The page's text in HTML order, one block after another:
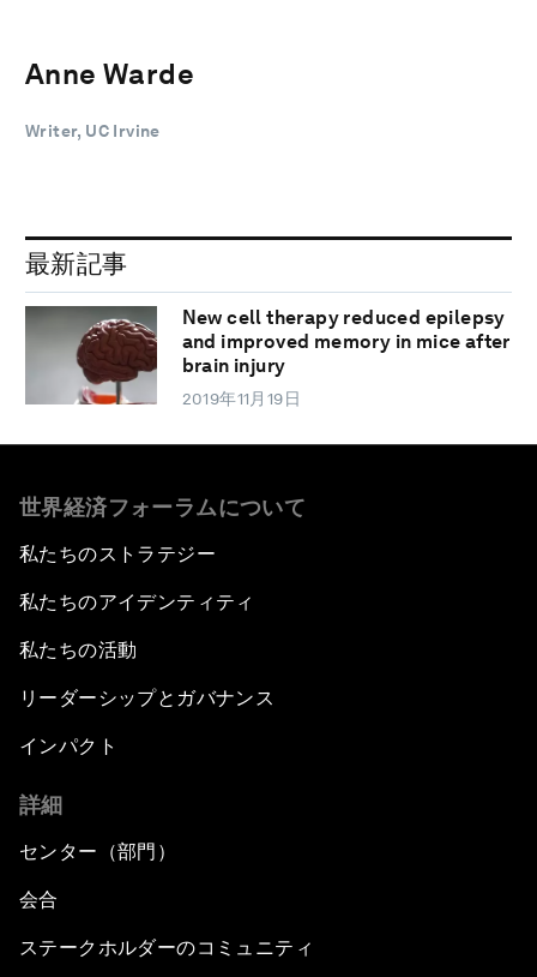
Anne Warde
Writer, UC Irvine
最新記事
New cell therapy reduced epilepsy
and improved memory in mice after
brain injury
2019年11月19日
世界経済フォーラムについて
私たちのストラテジー
私たちのアイデンティティ
私たちの活動
リーダーシップとガバナンス
インパクト
詳細
センター（部門）
会合
ステークホルダーのコミュニティ